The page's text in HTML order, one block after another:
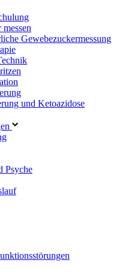
Gewebezuckermessung
und Ketoazidose
Psyche